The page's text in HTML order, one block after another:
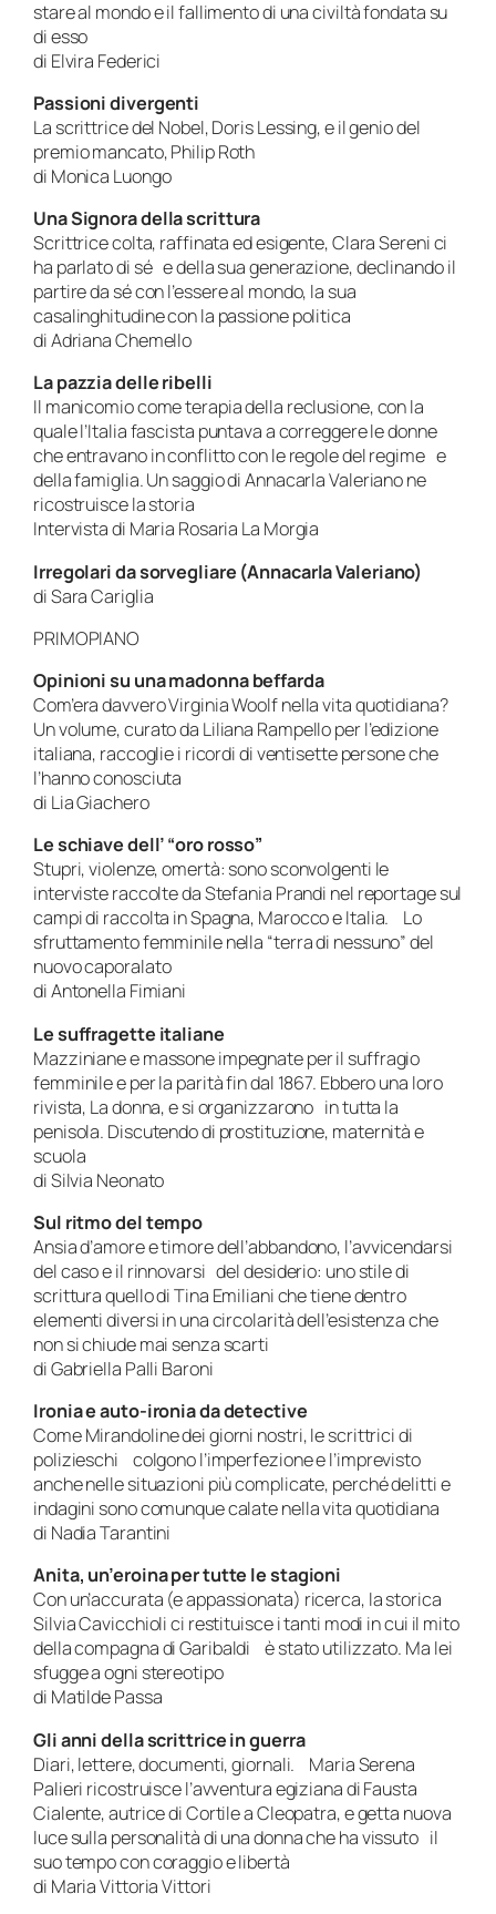
stare al mondo e il fallimento di una civiltà fondata su
di esso
di Elvira Federici
Passioni divergenti
La scrittrice del Nobel, Doris Lessing, e il genio del
premio mancato, Philip Roth
di Monica Luongo
Una Signora della scrittura
Scrittrice colta, raffinata ed esigente, Clara Sereni ci
ha parlato di sé e della sua generazione, declinando il
partire da sé con l’essere al mondo, la sua
casalinghitudine con la passione politica
di Adriana Chemello
La pazzia delle ribelli
Il manicomio come terapia della reclusione, con la
quale l’Italia fascista puntava a correggere le donne
che entravano in conflitto con le regole del regime e
della famiglia. Un saggio di Annacarla Valeriano ne
ricostruisce la storia
Intervista di Maria Rosaria La Morgia
Irregolari da sorvegliare (Annacarla Valeriano)
di Sara Cariglia
PRIMOPIANO
Opinioni su una madonna beffarda
Com’era davvero Virginia Woolf nella vita quotidiana?
Un volume, curato da Liliana Rampello per l’edizione
italiana, raccoglie i ricordi di ventisette persone che
l’hanno conosciuta
di Lia Giachero
Le schiave dell’ “oro rosso”
Stupri, violenze, omertà: sono sconvolgenti le
interviste raccolte da Stefania Prandi nel reportage sul
campi di raccolta in Spagna, Marocco e Italia. Lo
sfruttamento femminile nella “terra di nessuno” del
nuovo caporalato
di Antonella Fimiani
Le suffragette italiane
Mazziniane e massone impegnate per il suffragio
femminile e per la parità fin dal 1867. Ebbero una loro
rivista, La donna, e si organizzarono in tutta la
penisola. Discutendo di prostituzione, maternità e
scuola
di Silvia Neonato
Sul ritmo del tempo
Ansia d’amore e timore dell’abbandono, l’avvicendarsi
del caso e il rinnovarsi del desiderio: uno stile di
scrittura quello di Tina Emiliani che tiene dentro
elementi diversi in una circolarità dell’esistenza che
non si chiude mai senza scarti
di Gabriella Palli Baroni
Ironia e auto-ironia da detective
Come Mirandoline dei giorni nostri, le scrittrici di
polizieschi colgono l’imperfezione e l’imprevisto
anche nelle situazioni più complicate, perché delitti e
indagini sono comunque calate nella vita quotidiana
di Nadia Tarantini
Anita, un’eroina per tutte le stagioni
Con un’accurata (e appassionata) ricerca, la storica
Silvia Cavicchioli ci restituisce i tanti modi in cui il mito
della compagna di Garibaldi è stato utilizzato. Ma lei
sfugge a ogni stereotipo
di Matilde Passa
Gli anni della scrittrice in guerra
Diari, lettere, documenti, giornali. Maria Serena
Palieri ricostruisce l’avventura egiziana di Fausta
Cialente, autrice di Cortile a Cleopatra, e getta nuova
luce sulla personalità di una donna che ha vissuto il
suo tempo con coraggio e libertà
di Maria Vittoria Vittori